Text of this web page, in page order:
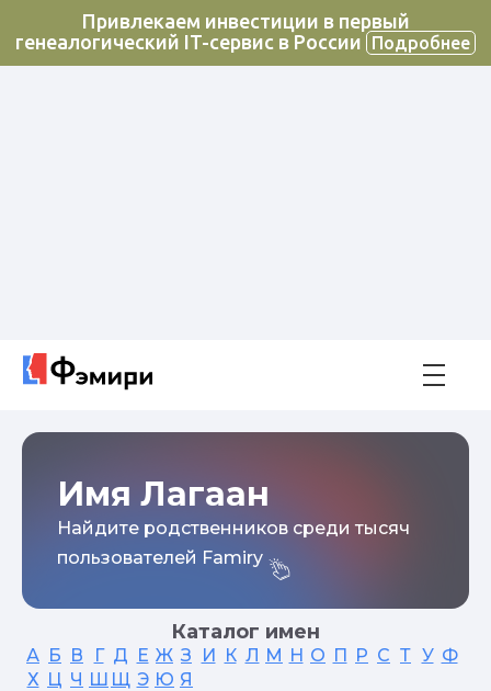
Привлекаем инвестиции в первый
генеалогический IT-сервис в России
Подробнее
Имя Лагаан
Найдите родственников среди тысяч
пользователей Famiry
Каталог имен
А Б В Г Д Е Ж З И К Л М Н О П Р С Т У Ф
Х Ц Ч Ш Щ Э Ю Я